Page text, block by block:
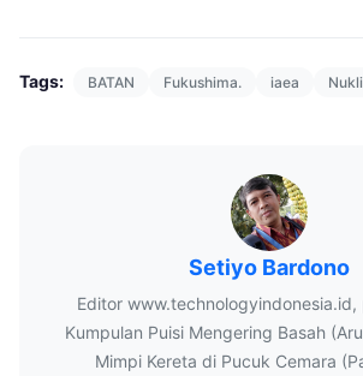
Tags: BATAN Fukushima. iaea
Setiyo Bardono
Editor www.technologyindonesia.id,
Kumpulan Puisi Mengering Basah
Mimpi Kereta di Pucuk Cemara